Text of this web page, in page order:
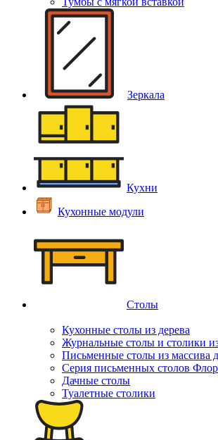
Зеркала
Кухни
Кухонные модули
Столы
Кухонные столы из дерева
Журнальные столы и столики
Письменные столы из массива
Серия письменных столов
Дачные столы
Туалетные столики